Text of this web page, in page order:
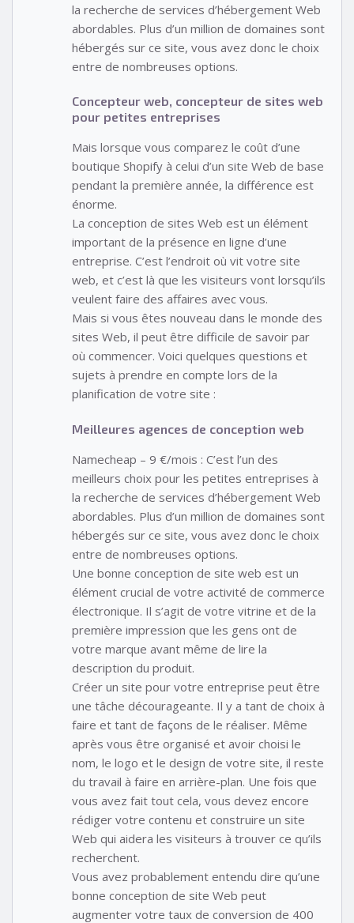
la recherche de services d’hébergement Web
abordables. Plus d’un million de domaines sont
hébergés sur ce site, vous avez donc le choix
entre de nombreuses options.
Concepteur web, concepteur de sites web
pour petites entreprises
Mais lorsque vous comparez le coût d’une
boutique Shopify à celui d’un site Web de base
pendant la première année, la différence est
énorme.
La conception de sites Web est un élément
important de la présence en ligne d’une
entreprise. C’est l’endroit où vit votre site
web, et c’est là que les visiteurs vont lorsqu’ils
veulent faire des affaires avec vous.
Mais si vous êtes nouveau dans le monde des
sites Web, il peut être difficile de savoir par
où commencer. Voici quelques questions et
sujets à prendre en compte lors de la
planification de votre site :
Meilleures agences de conception web
Namecheap – 9 €/mois : C’est l’un des
meilleurs choix pour les petites entreprises à
la recherche de services d’hébergement Web
abordables. Plus d’un million de domaines sont
hébergés sur ce site, vous avez donc le choix
entre de nombreuses options.
Une bonne conception de site web est un
élément crucial de votre activité de commerce
électronique. Il s’agit de votre vitrine et de la
première impression que les gens ont de
votre marque avant même de lire la
description du produit.
Créer un site pour votre entreprise peut être
une tâche décourageante. Il y a tant de choix à
faire et tant de façons de le réaliser. Même
après vous être organisé et avoir choisi le
nom, le logo et le design de votre site, il reste
du travail à faire en arrière-plan. Une fois que
vous avez fait tout cela, vous devez encore
rédiger votre contenu et construire un site
Web qui aidera les visiteurs à trouver ce qu’ils
recherchent.
Vous avez probablement entendu dire qu’une
bonne conception de site Web peut
augmenter votre taux de conversion de 400